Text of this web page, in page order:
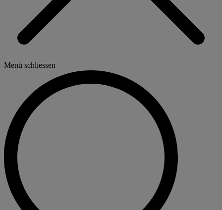
Menü schliessen